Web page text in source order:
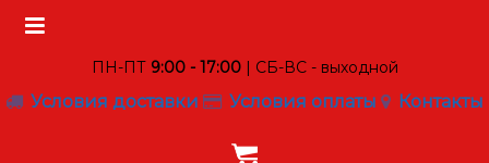
ПН-ПТ 9:00 - 17:00| СБ-ВС - выходной
Условия доставки Условия оплаты Контакты